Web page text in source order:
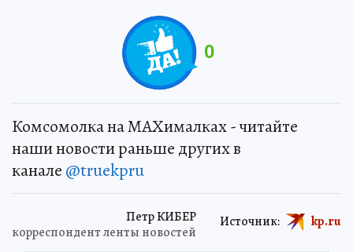
0
Комсомолка на MAXималках - читайте
наши новости раньше других в
канале @truekpru
Петр КИБЕР
корреспондент ленты новостей
Источник: kp.ru